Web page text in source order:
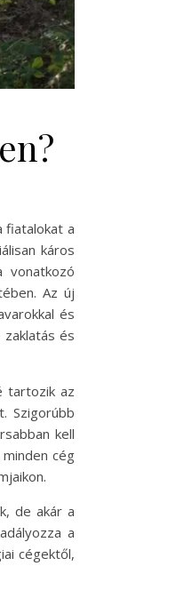
fiatalokat a
káros
vonatkozó
Az új
és
és
tartozik az
Szigorúbb
kell
cég
de akár a
a
cégektől,